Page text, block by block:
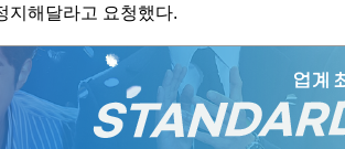
지해달라고 요청했다.